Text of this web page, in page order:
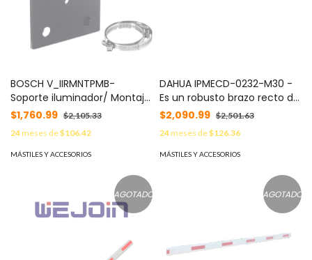
BOSCH V_IIRMNTPMB-
Soporte iluminador/ Montaje
en poste
$1,760.99 $2,105.33
24meses de$106.42
MÁSTILES Y ACCESORIOS
DAHUA IPMECD-0232-M30 -
Es un robusto brazo recto de
3 metros, fabricado en
aluminio. Su tratamiento de
pulverización electrostática
previene la oxidación,
rendimiento excepcional y
durabilidad en diversas
$2,090.99 $2,501.63
24meses de$126.36
MÁSTILES Y ACCESORIOS
AGOTADO AGOTADO